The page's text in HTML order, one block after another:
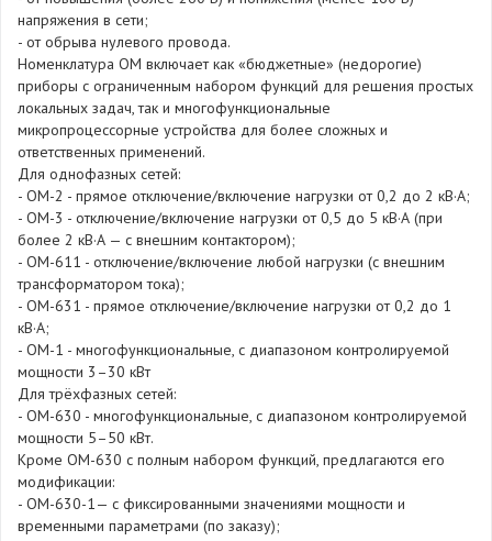
напряжения в сети;
- от обрыва нулевого провода.
Номенклатура ОМ включает как «бюджетные» (недорогие)
приборы с ограниченным набором функций для решения простых
локальных задач, так и многофункциональные
микропроцессорные устройства для более сложных и
ответственных применений.
Для однофазных сетей:
- OM-2 - прямое отключение/включение нагрузки от 0,2 до 2 кВ·А;
- OM-3 - отключение/включение нагрузки от 0,5 до 5 кВ·А (при
более 2 кВ·А — с внешним контактором);
- OM-611 - отключение/включение любой нагрузки (с внешним
трансформатором тока);
- OM-631 - прямое отключение/включение нагрузки от 0,2 до 1
кВ·А;
- ОМ-1 - многофункциональные, с диапазоном контролируемой
мощности 3–30 кВт
Для трёхфазных сетей:
- ОМ-630 - многофункциональные, с диапазоном контролируемой
мощности 5–50 кВт.
Кроме ОМ-630 с полным набором функций, предлагаются его
модификации:
- ОМ-630-1— с фиксированными значениями мощности и
временными параметрами (по заказу);